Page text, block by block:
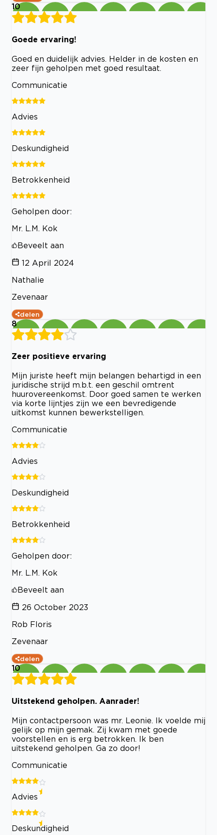
10
Goede ervaring!
Goed en duidelijk advies. Helder in de kosten en
zeer fijn geholpen met goed resultaat.
Communicatie
Advies
Deskundigheid
Betrokkenheid
Geholpen door:
Mr. L.M. Kok
Beveelt aan
12 April 2024
Nathalie
Zevenaar
delen
8
Zeer positieve ervaring
Mijn juriste heeft mijn belangen behartigd in een
juridische strijd m.b.t. een geschil omtrent
huurovereenkomst. Door goed samen te werken
via korte lijntjes zijn we een bevredigende
uitkomst kunnen bewerkstelligen.
Communicatie
Advies
Deskundigheid
Betrokkenheid
Geholpen door:
Mr. L.M. Kok
Beveelt aan
26 October 2023
Rob Floris
Zevenaar
delen
10
Uitstekend geholpen. Aanrader!
Mijn contactpersoon was mr. Leonie. Ik voelde mij
gelijk op mijn gemak. Zij kwam met goede
voorstellen en is erg betrokken. Ik ben
uitstekend geholpen. Ga zo door!
Communicatie
Advies
Deskundigheid